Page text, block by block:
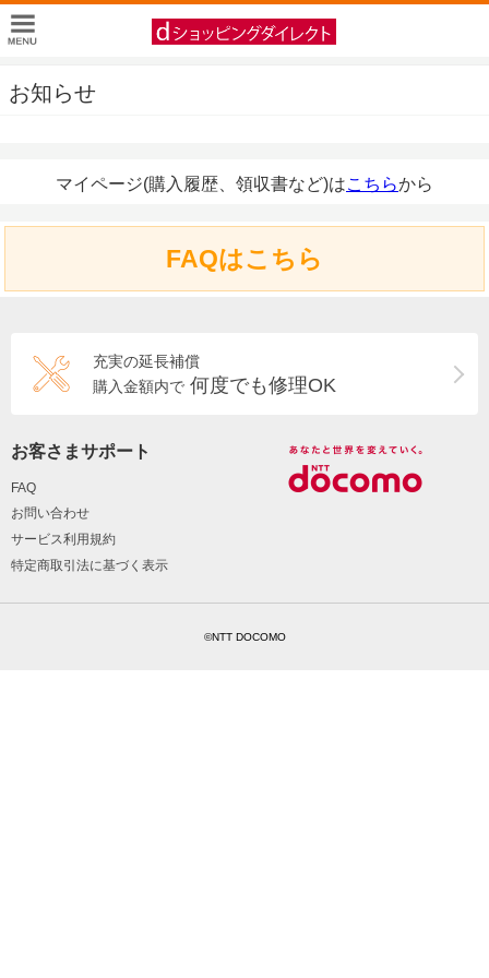
お知らせ
マイページ(購入履歴、領収書など)はこちらから
FAQはこちら
充実の延長補償
購入金額内で 何度でも修理OK
お客さまサポート
FAQ
お問い合わせ
サービス利用規約
特定商取引法に基づく表示
©NTT DOCOMO